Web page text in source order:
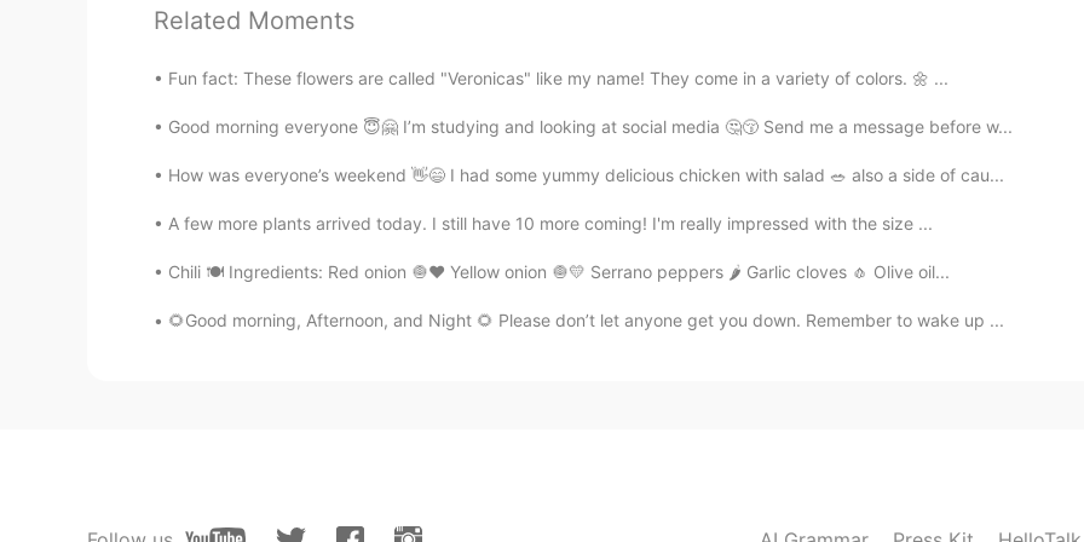
@올리 아.. 그냥 궁금했습니다...부끄럽네요 ..
EN KR
@Blaire 할매 I understand haha Actually there's a ton of things I want to criticize about
country, either.. I just see that there's a lot of problems and that we can do better
Related Moments
Fun fact: These flowers are called "Veronicas" like my name! They come in a variety of colors. 🌼 ...
Good morning everyone 😇🤗 I’m studying and looking at social media 🤔😚 Send me a message before w...
How was everyone’s weekend 👋😄 I had some yummy delicious chicken with salad 🥗 also a side of cau...
A few more plants arrived today. I still have 10 more coming! I'm really impressed with the size ...
Chili 🍽 Ingredients: Red onion 🧅♥️ Yellow onion 🧅💛 Serrano peppers 🌶 Garlic cloves 🧄 Olive oil...
🌻Good morning, Afternoon, and Night 🌻 Please don’t let anyone get you down. Remember to wake up ...